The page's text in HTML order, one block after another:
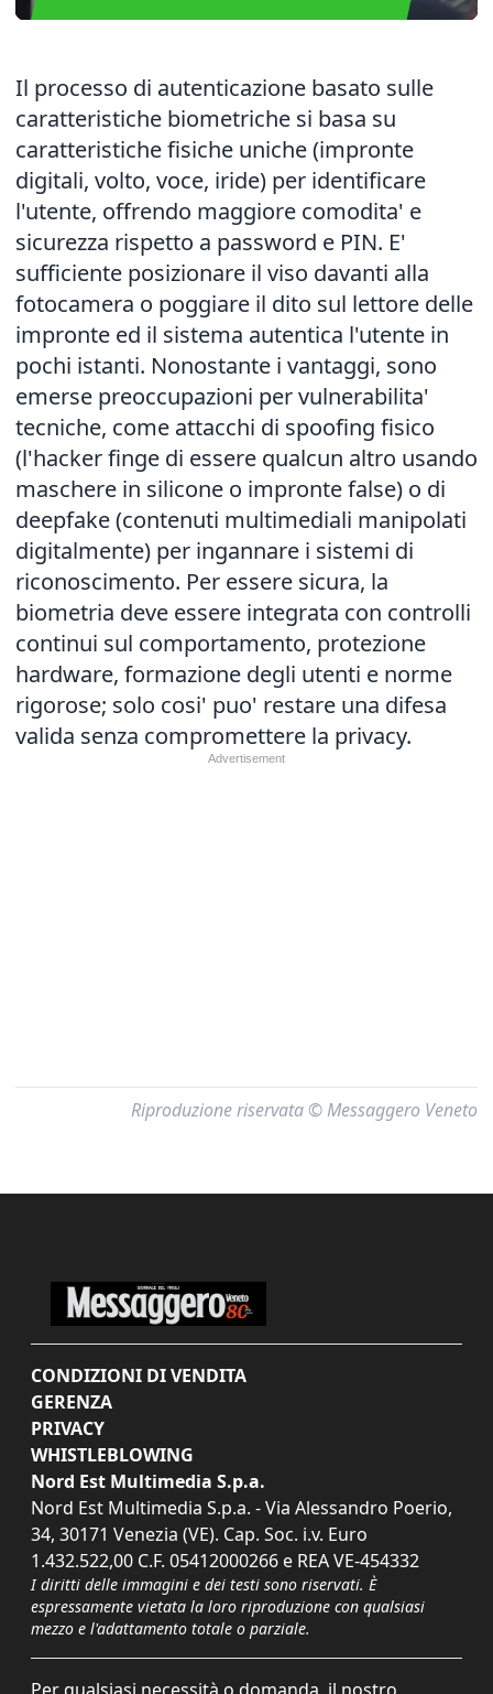
Il processo di autenticazione basato sulle
caratteristiche biometriche si basa su
caratteristiche fisiche uniche (impronte
digitali, volto, voce, iride) per identificare
l'utente, offrendo maggiore comodita' e
sicurezza rispetto a password e PIN. E'
sufficiente posizionare il viso davanti alla
fotocamera o poggiare il dito sul lettore delle
impronte ed il sistema autentica l'utente in
pochi istanti. Nonostante i vantaggi, sono
emerse preoccupazioni per vulnerabilita'
tecniche, come attacchi di spoofing fisico
(l'hacker finge di essere qualcun altro usando
maschere in silicone o impronte false) o di
deepfake (contenuti multimediali manipolati
digitalmente) per ingannare i sistemi di
riconoscimento. Per essere sicura, la
biometria deve essere integrata con controlli
continui sul comportamento, protezione
hardware, formazione degli utenti e norme
rigorose; solo cosi' puo' restare una difesa
valida senza compromettere la privacy.
Riproduzione riservata © Messaggero Veneto
CONDIZIONI DI VENDITA
GERENZA
PRIVACY
WHISTLEBLOWING
Nord Est Multimedia S.p.a.
Nord Est Multimedia S.p.a. - Via Alessandro Poerio,
34, 30171 Venezia (VE). Cap. Soc. i.v. Euro
1.432.522,00 C.F. 05412000266 e REA VE-454332
I diritti delle immagini e dei testi sono riservati. È
espressamente vietata la loro riproduzione con qualsiasi
mezzo e l'adattamento totale o parziale.